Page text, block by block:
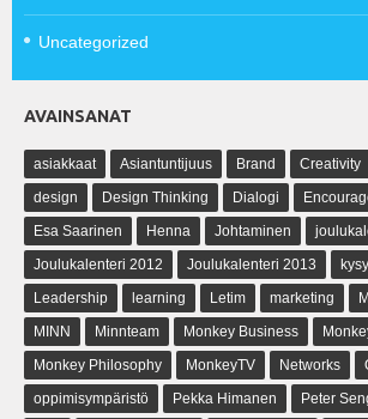
Uncategorized
AVAINSANAT
asiakkaat Asiantuntijuus Brand Creativity
design
Design Thinking Dialogi
Esa Saarinen
Henna Johtaminen
Joulukalenteri 2012
Joulukalenteri 2013
Leadership
learning Letim marketing
MINN
Minnteam Monkey Business
Monkey Philosophy
MonkeyTV Networks
oppimisympäristö
Pekka Himanen Peter